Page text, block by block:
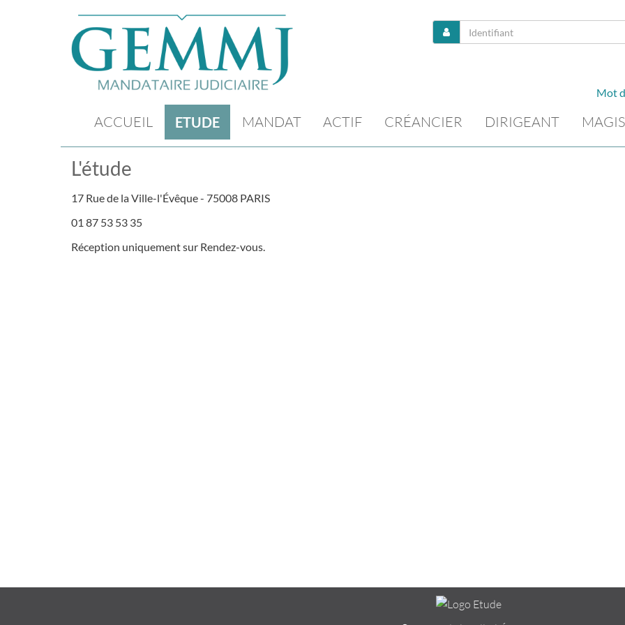
Mot
ACCUEIL ETUDE MANDAT ACTIF CRÉANCIER DIRIGEANT
L'étude
17 Rue de la Ville-l'Évêque - 75008 PARIS
01 87 53 53 35
Réception uniquement sur Rendez-vous.